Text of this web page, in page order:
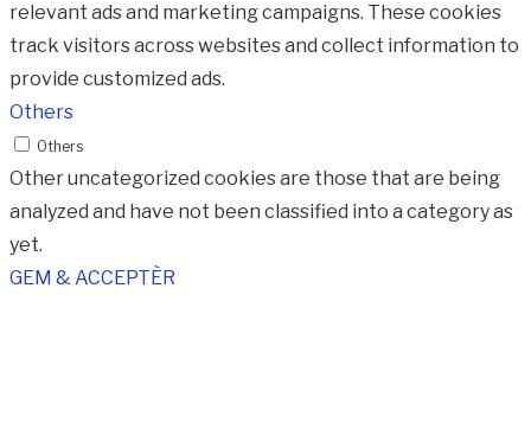
relevant ads and marketing campaigns. These cookies
track visitors across websites and collect information to
provide customized ads.
Others
Others
Other uncategorized cookies are those that are being
analyzed and have not been classified into a category as
yet.
GEM & ACCEPTÈR